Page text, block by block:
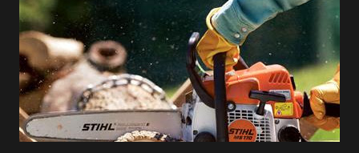
bentuk yang sama dan serasi. (Metode pengerjaan kayu
tradisional) Dengan adanya mesin ini pastinya sangat
membantu para pengrajin kayu maupun mebel pembuatan
meja, kursi maupun pintu, karena selain mempermudah dan
mempercepat waktu pekerjaan hasil yang diberikan saat
pembentukan kayu benar benar cukup serasi, hanya perlu
memahami...